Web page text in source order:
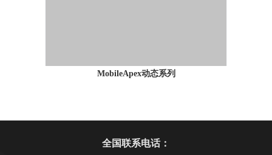
MobileApex动态系列
全国联系电话：